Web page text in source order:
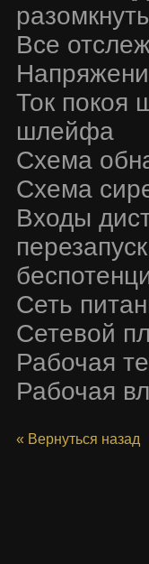
Все
Ток покоя
шлейфа
Схема
Схема
Входы
Сеть
Сетевой
Рабочая
Рабочая
« Вернуться назад